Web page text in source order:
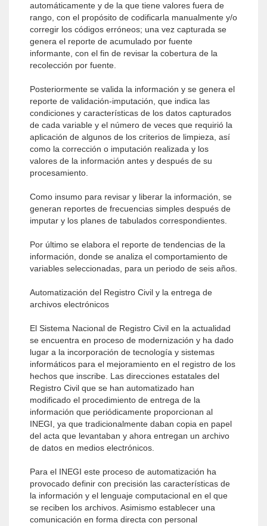
automáticamente y de la que tiene valores fuera de
rango, con el propósito de codificarla manualmente y/o
corregir los códigos erróneos; una vez capturada se
genera el reporte de acumulado por fuente
informante, con el fin de revisar la cobertura de la
recolección por fuente.
Posteriormente se valida la información y se genera el
reporte de validación-imputación, que indica las
condiciones y características de los datos capturados
de cada variable y el número de veces que requirió la
aplicación de algunos de los criterios de limpieza, así
como la corrección o imputación realizada y los
valores de la información antes y después de su
procesamiento.
Como insumo para revisar y liberar la información, se
generan reportes de frecuencias simples después de
imputar y los planes de tabulados correspondientes.
Por último se elabora el reporte de tendencias de la
información, donde se analiza el comportamiento de
variables seleccionadas, para un periodo de seis años.
Automatización del Registro Civil y la entrega de
archivos electrónicos
El Sistema Nacional de Registro Civil en la actualidad
se encuentra en proceso de modernización y ha dado
lugar a la incorporación de tecnología y sistemas
informáticos para el mejoramiento en el registro de los
hechos que inscribe. Las direcciones estatales del
Registro Civil que se han automatizado han
modificado el procedimiento de entrega de la
información que periódicamente proporcionan al
INEGI, ya que tradicionalmente daban copia en papel
del acta que levantaban y ahora entregan un archivo
de datos en medios electrónicos.
Para el INEGI este proceso de automatización ha
provocado definir con precisión las características de
la información y el lenguaje computacional en el que
se reciben los archivos. Asimismo establecer una
comunicación en forma directa con personal